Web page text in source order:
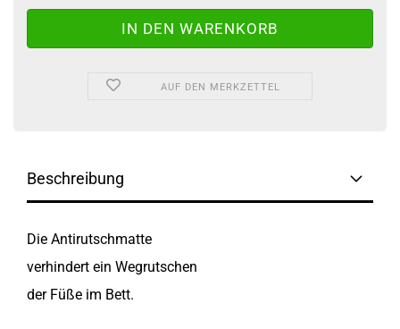
AUF DEN MERKZETTEL
Beschreibung
Die Antirutschmatte
verhindert ein Wegrutschen
der Füße im Bett.